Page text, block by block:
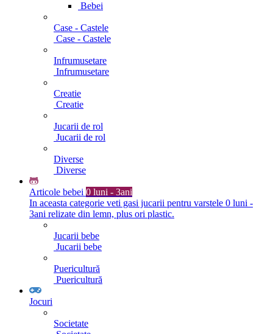
Bebei
Case - Castele
Case - Castele
Infrumusetare
Infrumusetare
Creatie
Creatie
Jucarii de rol
Jucarii de rol
Diverse
Diverse
Articole bebei 0 luni - 3ani
In aceasta categorie veti gasi jucarii pentru varstele 0 luni -
3ani relizate din lemn, plus ori plastic.
Jucarii bebe
Jucarii bebe
Puericultură
Puericultură
Jocuri
Societate